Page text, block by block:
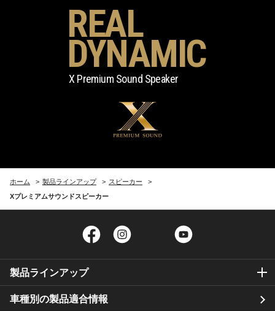
REAL
DYNAMIC
X Premium Sound Speaker
ホーム 製品ラインアップ
スピーカー
Xプレミアムサウンドスピーカー
Facebook Twitter
製品ラインアップ
車種別の製品適合情報